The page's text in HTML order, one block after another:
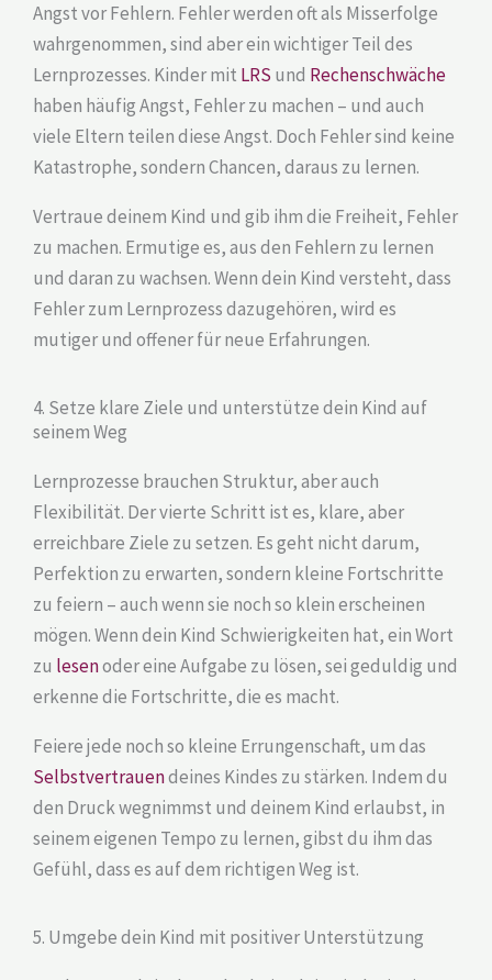
Angst vor Fehlern. Fehler werden oft als Misserfolge
wahrgenommen, sind aber ein wichtiger Teil des
Lernprozesses. Kinder mit LRS und Rechenschwäche
haben häufig Angst, Fehler zu machen – und auch
viele Eltern teilen diese Angst. Doch Fehler sind keine
Katastrophe, sondern Chancen, daraus zu lernen.
Vertraue deinem Kind und gib ihm die Freiheit, Fehler
zu machen. Ermutige es, aus den Fehlern zu lernen
und daran zu wachsen. Wenn dein Kind versteht, dass
Fehler zum Lernprozess dazugehören, wird es
mutiger und offener für neue Erfahrungen.
4. Setze klare Ziele und unterstütze dein Kind auf
seinem Weg
Lernprozesse brauchen Struktur, aber auch
Flexibilität. Der vierte Schritt ist es, klare, aber
erreichbare Ziele zu setzen. Es geht nicht darum,
Perfektion zu erwarten, sondern kleine Fortschritte
zu feiern – auch wenn sie noch so klein erscheinen
mögen. Wenn dein Kind Schwierigkeiten hat, ein Wort
zu lesenoder eine Aufgabe zu lösen, sei geduldig und
erkenne die Fortschritte, die es macht.
Feiere jede noch so kleine Errungenschaft, um das
Selbstvertrauendeines Kindes zu stärken. Indem du
den Druck wegnimmst und deinem Kind erlaubst, in
seinem eigenen Tempo zu lernen, gibst du ihm das
Gefühl, dass es auf dem richtigen Weg ist.
5. Umgebe dein Kind mit positiver Unterstützung